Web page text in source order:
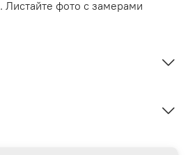
. Листайте фото с замерами